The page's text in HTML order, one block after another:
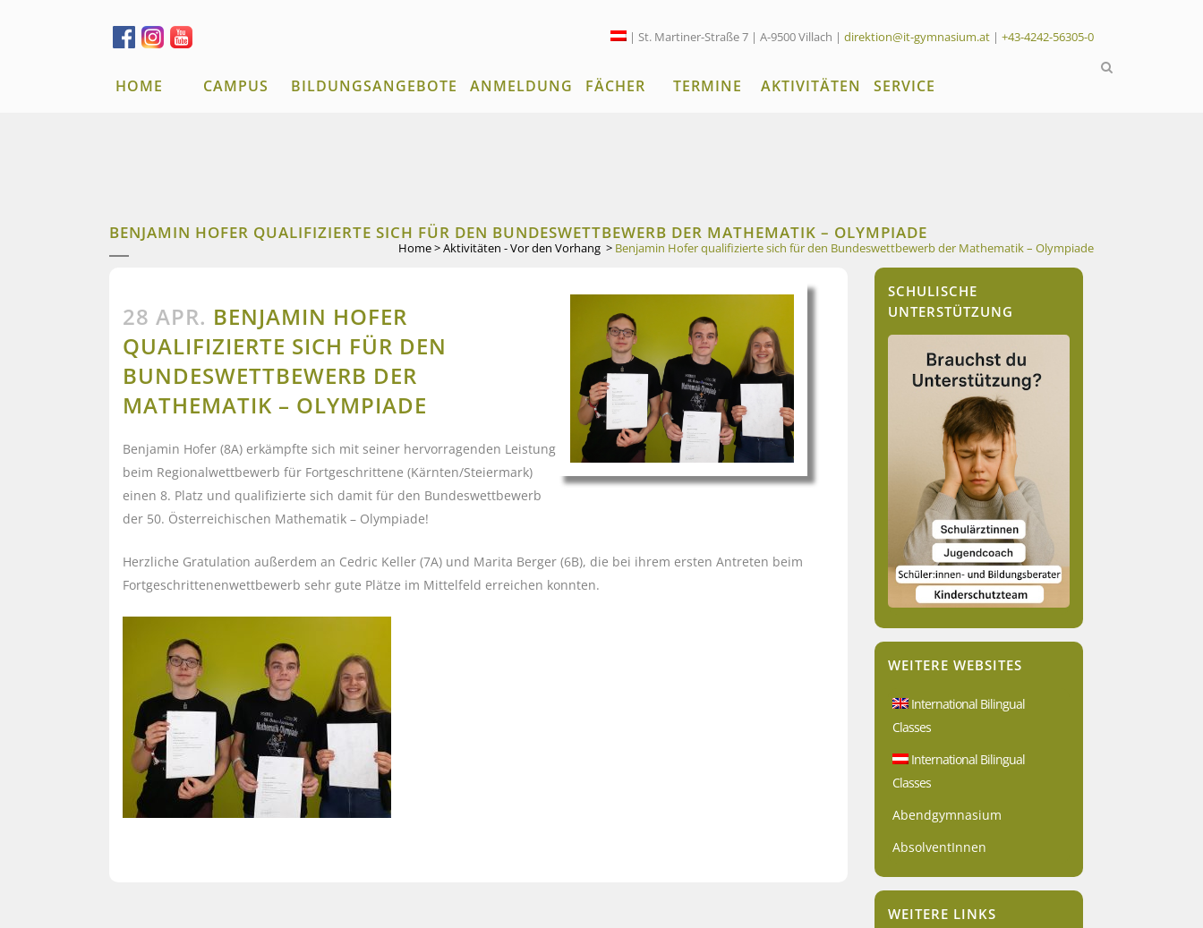
| St. Martiner-Straße 7 | A-9500 Villach | direktion@it-gymnasium.at | +43-4242-56305-0
HOME CAMPUS BILDUNGSANGEBOTE ANMELDUNG FÄCHER TERMINE AKTIVITÄTEN SERVICE
BENJAMIN HOFER QUALIFIZIERTE SICH FÜR DEN BUNDESWETTBEWERB DER MATHEMATIK – OLYMPIADE
Home>Aktivitäten - Vor den Vorhang > Benjamin Hofer qualifizierte sich für den Bundeswettbewerb der Mathematik – Olympiade
28 APR. BENJAMIN HOFER
QUALIFIZIERTE SICH FÜR DEN
BUNDESWETTBEWERB DER
MATHEMATIK – OLYMPIADE
Benjamin Hofer (8A) erkämpfte sich mit seiner hervorragenden Leistung
beim Regionalwettbewerb für Fortgeschrittene (Kärnten/Steiermark)
einen 8. Platz und qualifizierte sich damit für den Bundeswettbewerb
der 50. Österreichischen Mathematik – Olympiade!
Herzliche Gratulation außerdem an Cedric Keller (7A) und Marita Berger (6B), die bei ihrem ersten Antreten beim
Fortgeschrittenenwettbewerb sehr gute Plätze im Mittelfeld erreichen konnten.
SCHULISCHE
UNTERSTÜTZUNG
WEITERE WEBSITES
International Bilingual
Classes
International Bilingual
Classes
Abendgymnasium
AbsolventInnen
WEITERE LINKS